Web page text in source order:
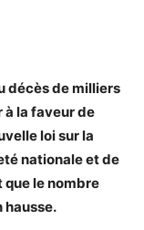
décès de milliers
à la faveur de
loi sur la
nationale et de
le nombre
hausse.